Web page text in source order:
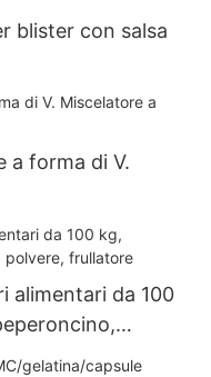
blister con salsa
a forma di V.
alimentari da 100